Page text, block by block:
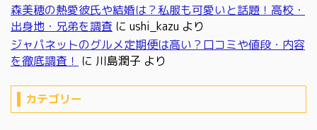
森美穂の熱愛彼氏や結婚は？私服も可愛いと話題！高校・
出身地・兄弟を調査 に ushi_kazu より
ジャパネットのグルメ定期便は高い？口コミや値段・内容
を徹底調査！ に 川島潤子 より
カテゴリー